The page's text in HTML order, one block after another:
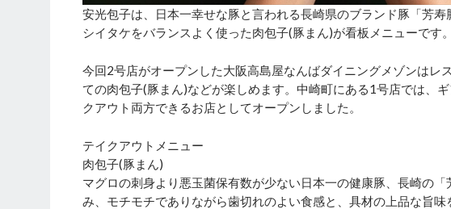
安光包子は、日本一幸せな豚と言われる長崎県のブランド豚「芳
シイタケをバランスよく使った肉包子(豚まん)が看板メニューです。
今回2号店がオープンした大阪高島屋なんばダイニングメゾンはレ
ての肉包子(豚まん)などが楽しめます。中崎町にある1号店では、
クアウト両方できるお店としてオープンしました。
テイクアウトメニュー
肉包子(豚まん)
マグロの刺身より悪玉菌保有数が少ない日本一の健康豚、長崎の
み、モチモチでありながら歯切れのよい食感と、具材の上品な旨